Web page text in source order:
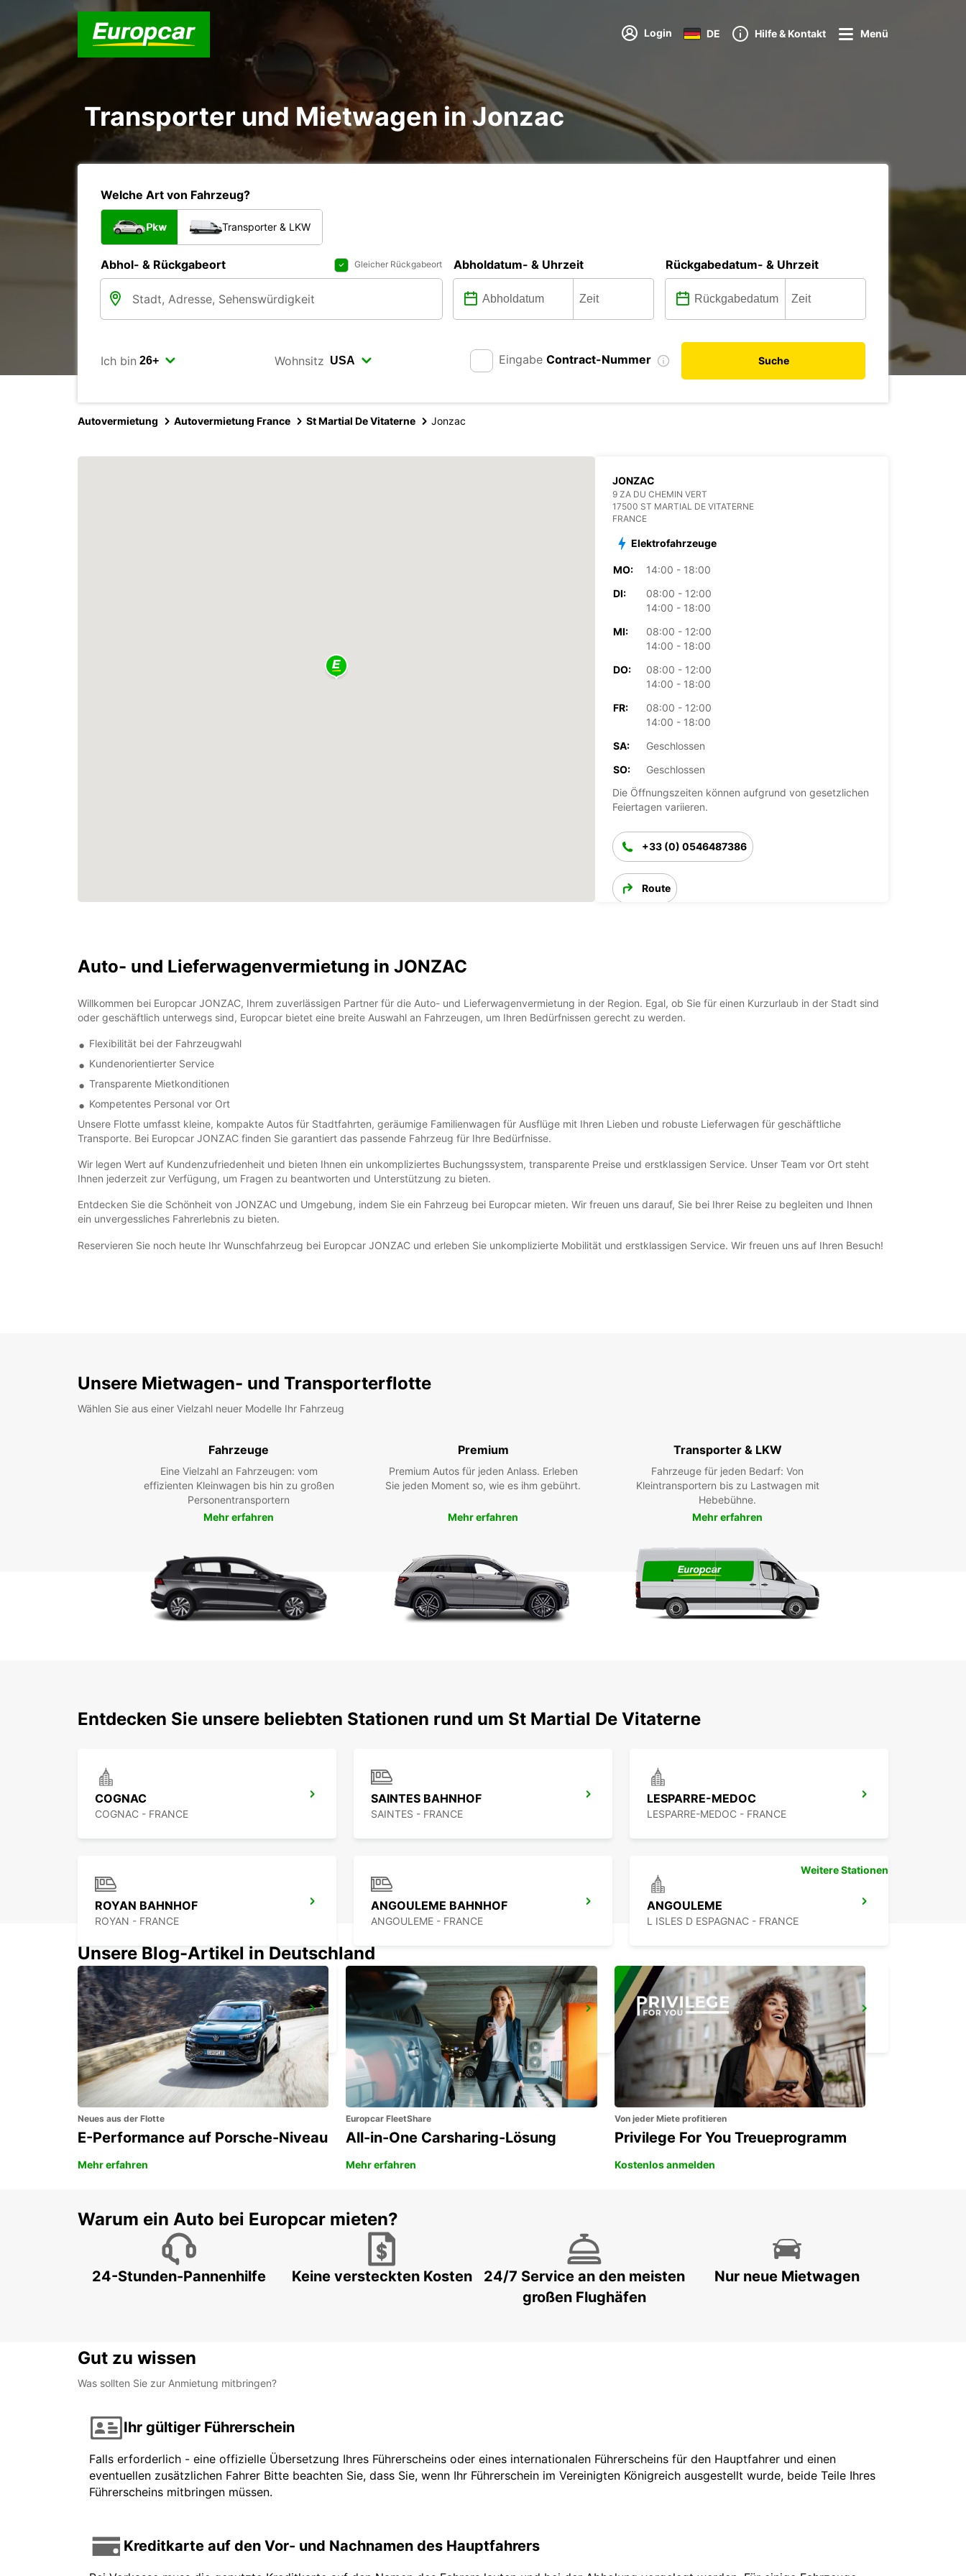
Login DE Hilfe & Kontakt Menü
Transporter und Mietwagen in Jonzac
Welche Art von Fahrzeug?
Pkw Transporter & LKW
Abhol- & Rückgabeort Gleicher Rückgabeort Abholdatum- & Uhrzeit Rückgabedatum- & Uhrzeit
Ich bin Wohnsitz Eingabe Contract-Nummer Suche
Autovermietung Autovermietung France St Martial De Vitaterne Jonzac
JONZAC
9 ZA DU CHEMIN VERT
17500 ST MARTIAL DE VITATERNE
FRANCE
Elektrofahrzeuge
MO:
14:00 - 18:00
DI:
08:00 - 12:00
14:00 - 18:00
MI:
08:00 - 12:00
14:00 - 18:00
DO:
08:00 - 12:00
14:00 - 18:00
FR:
08:00 - 12:00
14:00 - 18:00
SA:
Geschlossen
SO:
Geschlossen
Die Öffnungszeiten können aufgrund von gesetzlichen
Feiertagen variieren.
+33 (0) 0546487386
Route
Auto- und Lieferwagenvermietung in JONZAC
Willkommen bei Europcar JONZAC, Ihrem zuverlässigen Partner für die Auto- und Lieferwagenvermietung in der Region. Egal, ob Sie für einen Kurzurlaub in der Stadt sind
oder geschäftlich unterwegs sind, Europcar bietet eine breite Auswahl an Fahrzeugen, um Ihren Bedürfnissen gerecht zu werden.
Flexibilität bei der Fahrzeugwahl
Kundenorientierter Service
Transparente Mietkonditionen
Kompetentes Personal vor Ort
Unsere Flotte umfasst kleine, kompakte Autos für Stadtfahrten, geräumige Familienwagen für Ausflüge mit Ihren Lieben und robuste Lieferwagen für geschäftliche
Transporte. Bei Europcar JONZAC finden Sie garantiert das passende Fahrzeug für Ihre Bedürfnisse.
Wir legen Wert auf Kundenzufriedenheit und bieten Ihnen ein unkompliziertes Buchungssystem, transparente Preise und erstklassigen Service. Unser Team vor Ort steht
Ihnen jederzeit zur Verfügung, um Fragen zu beantworten und Unterstützung zu bieten.
Entdecken Sie die Schönheit von JONZAC und Umgebung, indem Sie ein Fahrzeug bei Europcar mieten. Wir freuen uns darauf, Sie bei Ihrer Reise zu begleiten und Ihnen
ein unvergessliches Fahrerlebnis zu bieten.
Reservieren Sie noch heute Ihr Wunschfahrzeug bei Europcar JONZAC und erleben Sie unkomplizierte Mobilität und erstklassigen Service. Wir freuen uns auf Ihren Besuch!
Unsere Mietwagen- und Transporterflotte
Wählen Sie aus einer Vielzahl neuer Modelle Ihr Fahrzeug
Fahrzeuge
Eine Vielzahl an Fahrzeugen: vom
effizienten Kleinwagen bis hin zu großen
Personentransportern
Mehr erfahren
Premium
Premium Autos für jeden Anlass. Erleben
Sie jeden Moment so, wie es ihm gebührt.
Mehr erfahren
Transporter & LKW
Fahrzeuge für jeden Bedarf: Von
Kleintransportern bis zu Lastwagen mit
Hebebühne.
Mehr erfahren
Entdecken Sie unsere beliebten Stationen rund um St Martial De Vitaterne
COGNAC
COGNAC - FRANCE
SAINTES BAHNHOF
SAINTES - FRANCE
LESPARRE-MEDOC
LESPARRE-MEDOC - FRANCE
ROYAN BAHNHOF
ROYAN - FRANCE
ANGOULEME BAHNHOF
ANGOULEME - FRANCE
ANGOULEME
L ISLES D ESPAGNAC - FRANCE
LA PALMYRE
LA PALMYRE - FRANCE
LIBOURNE BAHNHOF
LIBOURNE - FRANCE
ROCHEFORT
ROCHEFORT - FRANCE
Weitere Stationen
Unsere Blog-Artikel in Deutschland
Neues aus der Flotte
E-Performance auf Porsche-Niveau
Mehr erfahren
Europcar FleetShare
All-in-One Carsharing-Lösung
Mehr erfahren
Von jeder Miete profitieren
Privilege For You Treueprogramm
Kostenlos anmelden
Warum ein Auto bei Europcar mieten?
24-Stunden-Pannenhilfe Keine versteckten Kosten
24/7 Service an den meisten
großen Flughäfen
Nur neue Mietwagen
Gut zu wissen
Was sollten Sie zur Anmietung mitbringen?
Ihr gültiger Führerschein
Falls erforderlich - eine offizielle Übersetzung Ihres Führerscheins oder eines internationalen Führerscheins für den Hauptfahrer und einen
eventuellen zusätzlichen Fahrer Bitte beachten Sie, dass Sie, wenn Ihr Führerschein im Vereinigten Königreich ausgestellt wurde, beide Teile Ihres
Führerscheins mitbringen müssen.
Kreditkarte auf den Vor- und Nachnamen des Hauptfahrers